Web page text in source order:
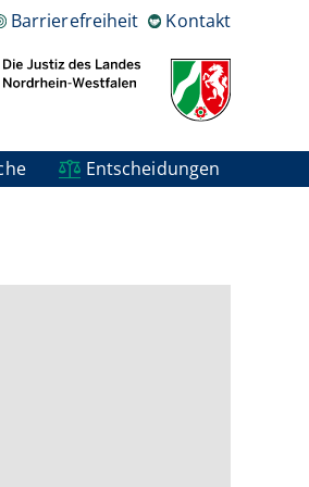
Barrierefreiheit Kontakt
Entscheidungen